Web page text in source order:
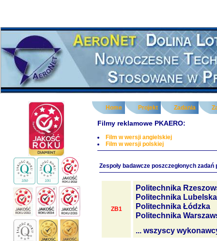
Home Projekt Zadania
Filmy reklamowe PKAERO:
Film w wersji angielskiej
Film w wersji polskiej
Zespoły badawcze poszczegłonych zadań
ZB1
Politechnika
Politechnika Lubelska
Politechnika Łódzka
Politechnika
... wszyscy